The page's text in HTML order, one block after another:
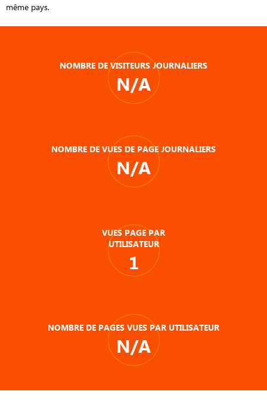
même pays.
NOMBRE DE VISITEURS JOURNALIERS
N/A
NOMBRE DE VUES DE PAGE JOURNALIERS
N/A
VUES PAGE PAR
UTILISATEUR
1
NOMBRE DE PAGES VUES PAR UTILISATEUR
N/A